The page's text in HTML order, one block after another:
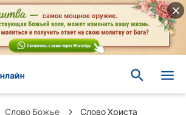
Слово Божье
Слово Христа